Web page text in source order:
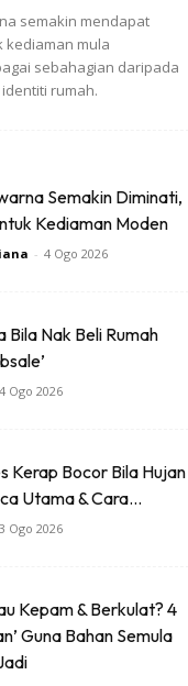
semakin mendapat
kediaman mula
sebahagian daripada
rumah.
Semakin Diminati,
Kediaman Moden
- 4 Ogo 2026
Bila Nak Beli Rumah
4 Ogo 2026
Kerap Bocor Bila Hujan
Utama & Cara...
3 Ogo 2026
Kepam & Berkulat? 4
Guna Bahan Semula